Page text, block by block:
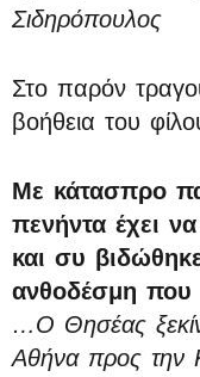
Σιδηρόπουλος
Στο παρόν
βοήθεια του
Με κάτασπρο
πενήντα έχει
και συ
ανθοδέσμη που
…Ο Θησέας
Αθήνα προς την